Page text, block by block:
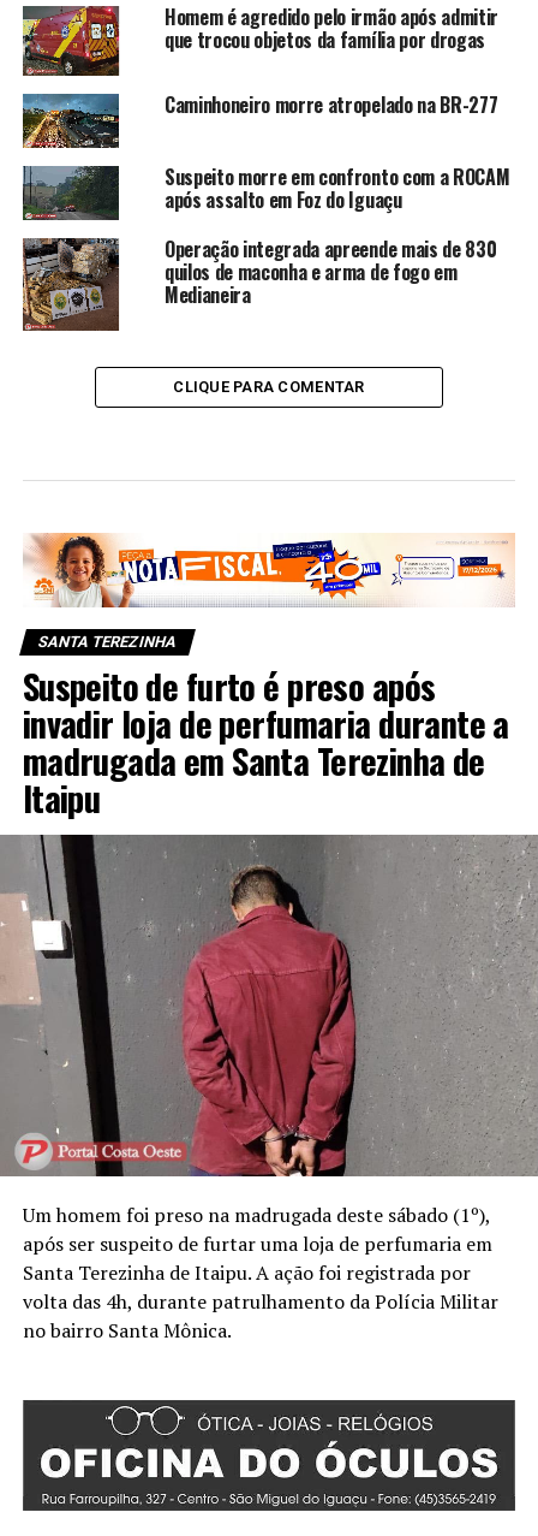
Homem é agredido pelo irmão após admitir
que trocou objetos da família por drogas
Caminhoneiro morre atropelado na BR-277
Suspeito morre em confronto com a ROCAM
após assalto em Foz do Iguaçu
Operação integrada apreende mais de 830
quilos de maconha e arma de fogo em
Medianeira
CLIQUE PARA COMENTAR
SANTA TEREZINHA
Suspeito de furto é preso após
invadir loja de perfumaria durante a
madrugada em Santa Terezinha de
Itaipu
Um homem foi preso na madrugada deste sábado (1º),
após ser suspeito de furtar uma loja de perfumaria em
Santa Terezinha de Itaipu. A ação foi registrada por
volta das 4h, durante patrulhamento da Polícia Militar
no bairro Santa Mônica.